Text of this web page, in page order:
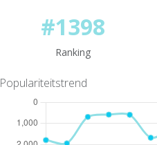
#1398
Ranking
Populariteitstrend